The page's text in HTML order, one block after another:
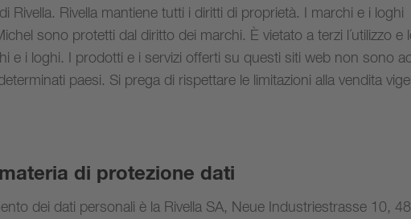
Rivella. Rivella mantiene tutti i diritti di proprietà. I marchi e i loghi
sono protetti dal diritto dei marchi. È vietato a terzi l´utilizzo e
e i loghi. I prodotti e i servizi offerti su questi siti web non sono
paesi. Si prega di rispettare le limitazioni alla vendita
di protezione dati
dei dati personali è la Rivella SA, Neue Industriestrasse 10,